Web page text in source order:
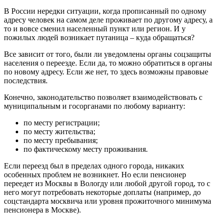
В России нередки ситуации, когда прописанный по одному
адресу человек на самом деле проживает по другому адресу, а
то и вовсе сменил населенный пункт или регион. И у
пожилых людей возникает путаница – куда обращаться?
Все зависит от того, были ли уведомлены органы соцзащиты
населения о переезде. Если да, то можно обратиться в органы
по новому адресу. Если же нет, то здесь возможны правовые
последствия.
Конечно, законодательство позволяет взаимодействовать с
муниципальным и госорганами по любому варианту:
по месту регистрации;
по месту жительства;
по месту пребывания;
по фактическому месту проживания.
Если переезд был в пределах одного города, никаких
особенных проблем не возникнет. Но если пенсионер
переедет из Москвы в Вологду или любой другой город, то с
него могут потребовать некоторые доплаты (например, до
соцстандарта москвича или уровня прожиточного минимума
пенсионера в Москве).